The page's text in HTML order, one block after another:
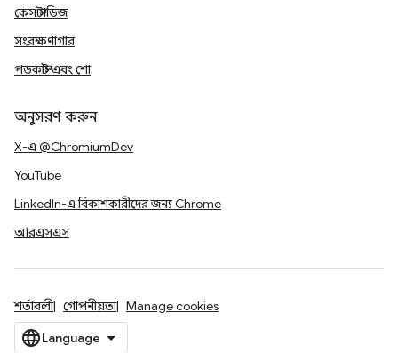
কেস স্টাডিজ
সংরক্ষণাগার
পডকাস্ট এবং শো
অনুসরণ করুন
X-এ @ChromiumDev
YouTube
LinkedIn-এ বিকাশকারীদের জন্য Chrome
আরএসএস
শর্তাবলী গোপনীয়তা Manage cookies